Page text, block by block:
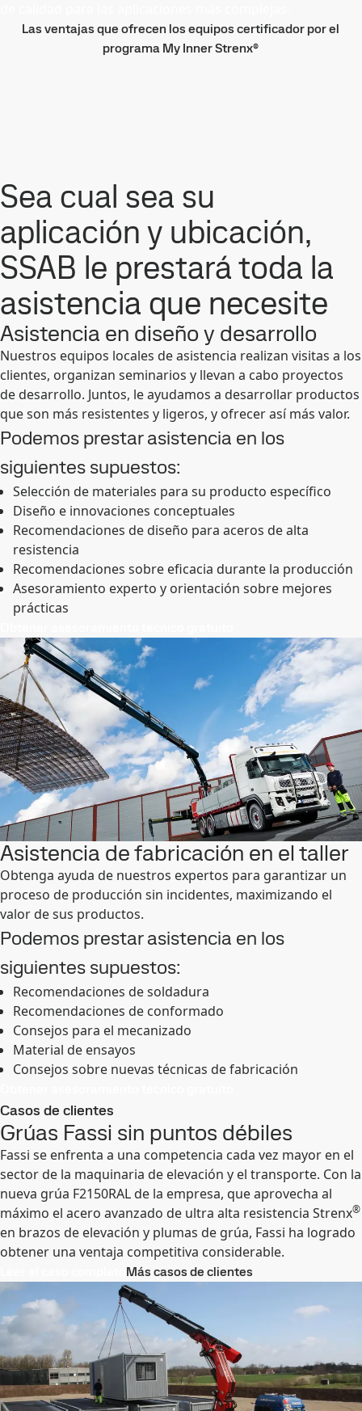
Las ventajas que ofrecen los equipos certificador por el
programa My Inner Strenx®
Sea cual sea su
aplicación y ubicación,
SSAB le prestará toda la
asistencia que necesite
Asistencia en diseño y desarrollo
Nuestros equipos locales de asistencia realizan visitas a los
clientes, organizan seminarios y llevan a cabo proyectos
de desarrollo. Juntos, le ayudamos a desarrollar productos
que son más resistentes y ligeros, y ofrecer así más valor.
Podemos prestar asistencia en los
siguientes supuestos:
Selección de materiales para su producto específico
Diseño e innovaciones conceptuales
Recomendaciones de diseño para aceros de alta
resistencia
Recomendaciones sobre eficacia durante la producción
Asesoramiento experto y orientación sobre mejores
prácticas
Asistencia de fabricación en el taller
Obtenga ayuda de nuestros expertos para garantizar un
proceso de producción sin incidentes, maximizando el
valor de sus productos.
Podemos prestar asistencia en los
siguientes supuestos:
Recomendaciones de soldadura
Recomendaciones de conformado
Consejos para el mecanizado
Material de ensayos
Consejos sobre nuevas técnicas de fabricación
Casos de clientes
Grúas Fassi sin puntos débiles
Fassi se enfrenta a una competencia cada vez mayor en el
sector de la maquinaria de elevación y el transporte. Con la
nueva grúa F2150RAL de la empresa, que aprovecha al
máximo el acero avanzado de ultra alta resistencia Strenx®
en brazos de elevación y plumas de grúa, Fassi ha logrado
obtener una ventaja competitiva considerable.
Más casos de clientes